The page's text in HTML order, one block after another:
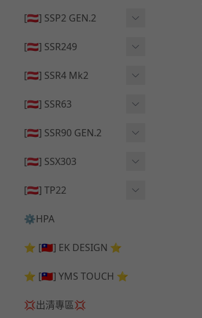
👁️‍🗨️ 外觀 ⧸ 色彩
[🇦🇹] SSP2 GEN.2
🔄 原廠 ⧸ 零件
[🇦🇹] SSR249
🟦 主體 ⧸ 彈匣
[🇦🇹] SSR4 Mk2
🟦 主體 ⧸ 彈匣
[🇦🇹] SSR63
🆙 升級 ⧸ 部件
[🇦🇹] SSR90 GEN.2
🆙 升級 ⧸ 部件
[🇦🇹] SSX303
🔄 原廠 ⧸ 零件
🆙 升級 ⧸ 部件
[🇦🇹] TP22
🔄 原廠 ⧸ 零件
🆙 升級 ⧸ 部件
⚙️HPA
⭐ [🇹🇼] EK DESIGN ⭐
⭐ [🇹🇼] YMS TOUCH ⭐
💢出清專區💢